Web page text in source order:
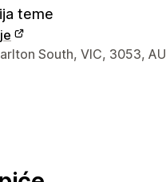
teme
dizajnera
South, VIC, 3053, AU